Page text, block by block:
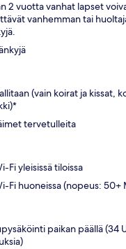
2 vuotta vanhat lapset
vanhemman tai
(vain koirat ja kissat,
tervetulleita
Fi yleisissä tiloissa
Fi huoneissa (nopeus: 50+
paikan päällä (34